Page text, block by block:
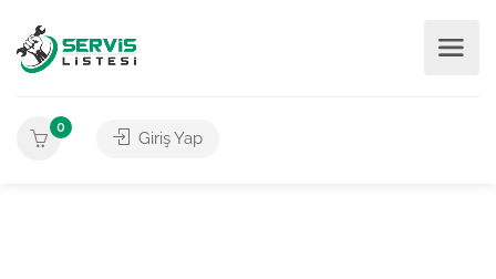
0
Giriş Yap